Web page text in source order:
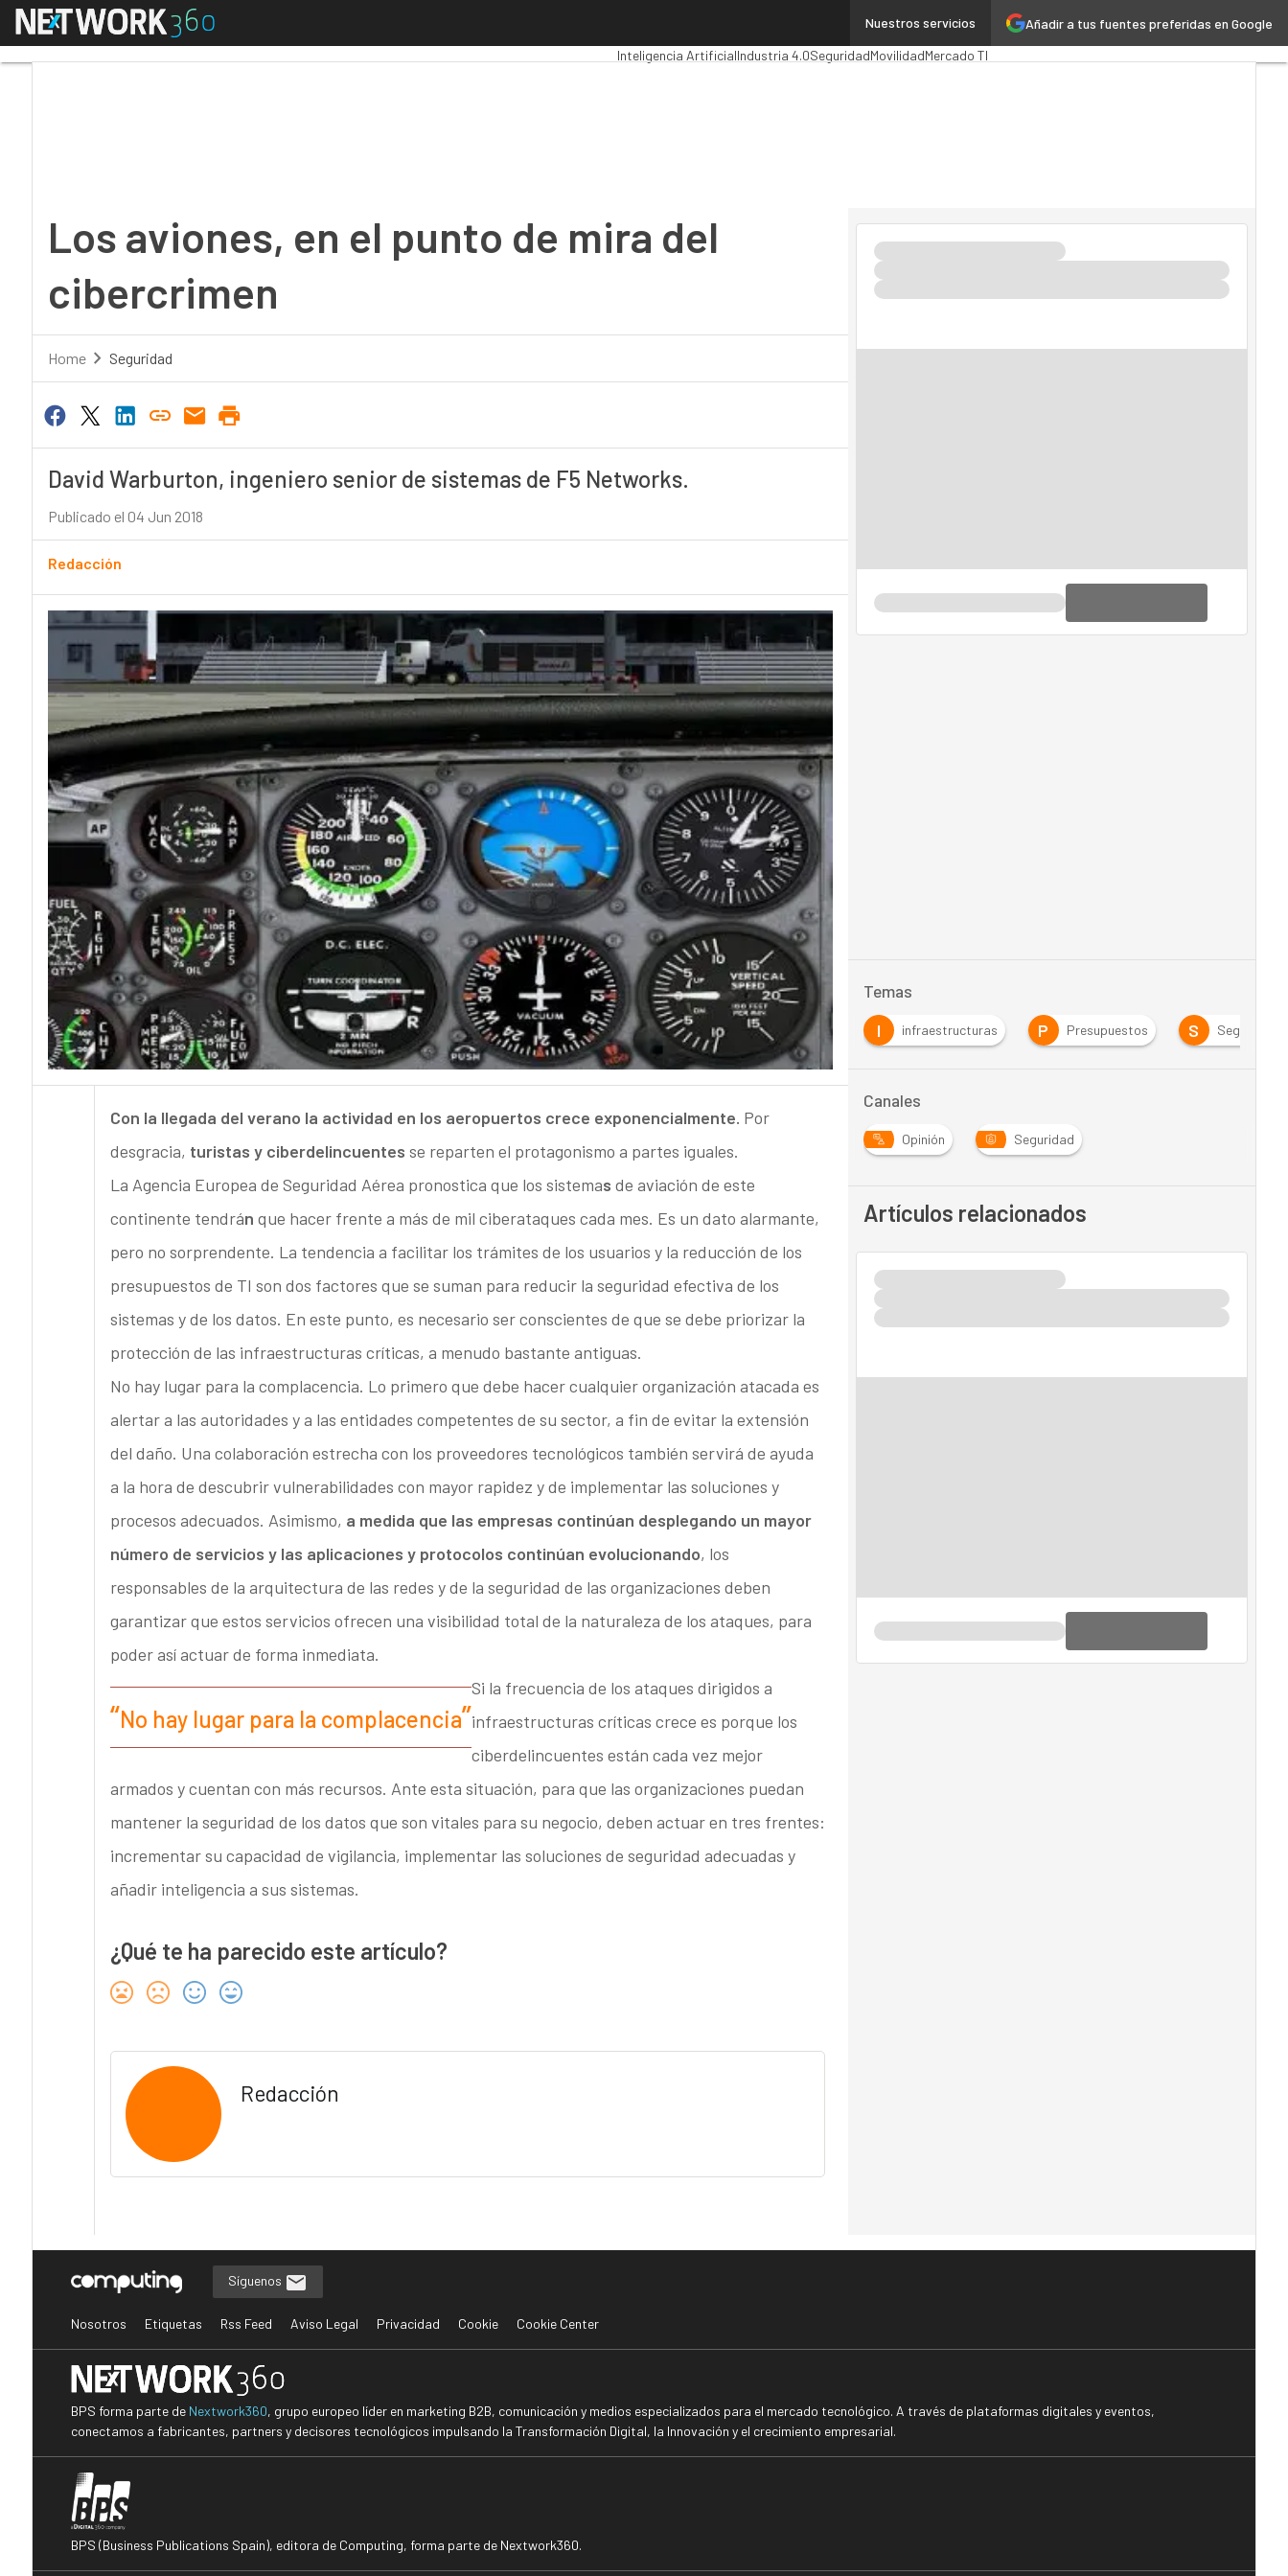
Añadir a tus fuentes preferidas en Google
Nuestros servicios
Menú Administración Pública MarTechCloud
Inteligencia ArtificialIndustria 4.0SeguridadMovilidadMercado TI
Los aviones, en el punto de mira del
cibercrimen
Home Seguridad
David Warburton, ingeniero senior de sistemas de F5 Networks.
Publicado el 04 Jun 2018
Redacción
Con la llegada del verano la actividad en los aeropuertos crece exponencialmente. Por
desgracia, turistas y ciberdelincuentes se reparten el protagonismo a partes iguales.
La Agencia Europea de Seguridad Aérea pronostica que los sistemas de aviación de este
continente tendrán que hacer frente a más de mil ciberataques cada mes. Es un dato alarmante,
pero no sorprendente. La tendencia a facilitar los trámites de los usuarios y la reducción de los
presupuestos de TI son dos factores que se suman para reducir la seguridad efectiva de los
sistemas y de los datos. En este punto, es necesario ser conscientes de que se debe priorizar la
protección de las infraestructuras críticas, a menudo bastante antiguas.
No hay lugar para la complacencia. Lo primero que debe hacer cualquier organización atacada es
alertar a las autoridades y a las entidades competentes de su sector, a fin de evitar la extensión
del daño. Una colaboración estrecha con los proveedores tecnológicos también servirá de ayuda
a la hora de descubrir vulnerabilidades con mayor rapidez y de implementar las soluciones y
procesos adecuados. Asimismo, a medida que las empresas continúan desplegando un mayor
número de servicios y las aplicaciones y protocolos continúan evolucionando, los
responsables de la arquitectura de las redes y de la seguridad de las organizaciones deben
garantizar que estos servicios ofrecen una visibilidad total de la naturaleza de los ataques, para
poder así actuar de forma inmediata.
No hay lugar para la complacencia
Si la frecuencia de los ataques dirigidos a
infraestructuras críticas crece es porque los
ciberdelincuentes están cada vez mejor
armados y cuentan con más recursos. Ante esta situación, para que las organizaciones puedan
mantener la seguridad de los datos que son vitales para su negocio, deben actuar en tres frentes:
incrementar su capacidad de vigilancia, implementar las soluciones de seguridad adecuadas y
añadir inteligencia a sus sistemas.
¿Qué te ha parecido este artículo?
Redacción
Temas
A
Amenazas I infraestructuras P Presupuestos S Seguridad
Canales
Opinión Seguridad
Artículos relacionados
Síguenos
Nosotros Etiquetas Rss Feed Aviso Legal Privacidad Cookie Cookie Center
BPS forma parte de Nextwork360, grupo europeo líder en marketing B2B, comunicación y medios especializados para el mercado tecnológico. A través de plataformas digitales y eventos,
conectamos a fabricantes, partners y decisores tecnológicos impulsando la Transformación Digital, la Innovación y el crecimiento empresarial.
BPS (Business Publications Spain), editora de Computing, forma parte de Nextwork360.